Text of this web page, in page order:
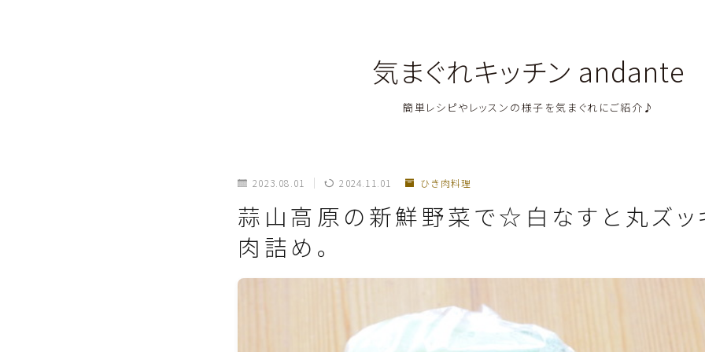
気まぐれキッチン andante
簡単レシピやレッスンの様子を気まぐれにご紹介♪
料理関連のお仕事・メディア掲載レシピ
牛肉料理
2023.08.01 2024.11.01 ひき肉料理
蒜山高原の新鮮野菜で☆白なすと丸ズッ
肉詰め。